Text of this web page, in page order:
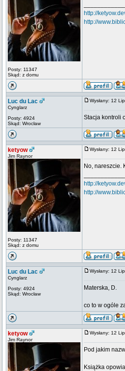
Posty: 11347
Skąd: z domu
http://
http://
Luc du Lac
Cynglarz
Posty: 4924
Skąd: Wrocław
Wysłany: 12
Stacja kontroli
ketyow
Jim Raynor
Posty: 11347
Skąd: z domu
Wysłany: 12
No, nareszcie.
http://
http://
Luc du Lac
Cynglarz
Posty: 4924
Skąd: Wrocław
Wysłany: 12
Materska, D.
co to w ogóle
ketyow
Jim Raynor
Wysłany: 12
Pod jakim
Książka